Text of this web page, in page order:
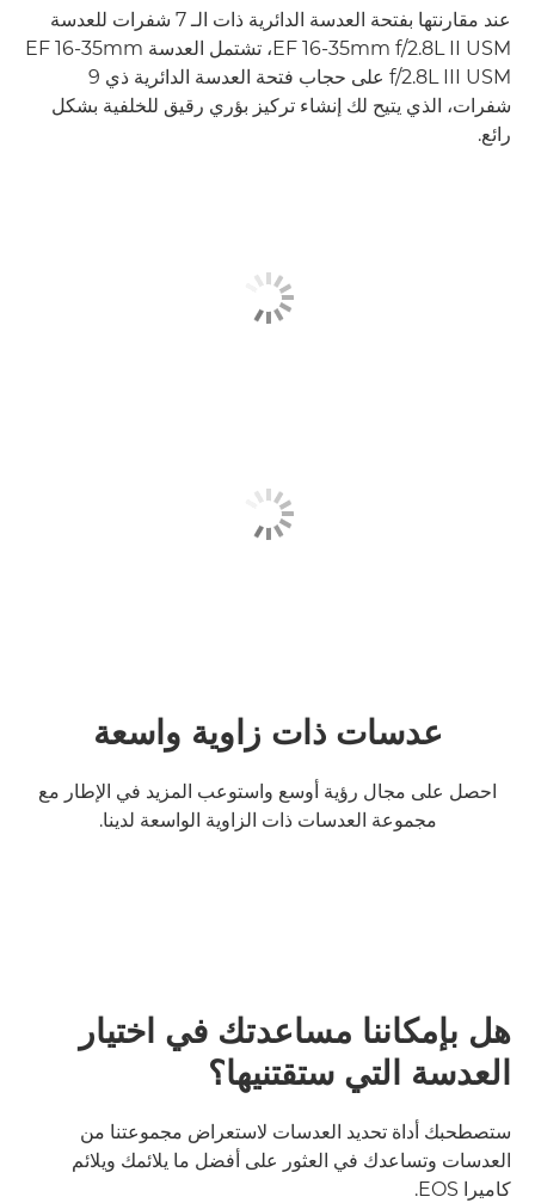
عند مقارنتها بفتحة العدسة الدائرية ذات الـ 7 شفرات للعدسة
EF 16-35mm f/2.8L II USM، تشتمل العدسة EF 16-35mm
f/2.8L III USM على حجاب فتحة العدسة الدائرية ذي 9
شفرات، الذي يتيح لك إنشاء تركيز بؤري رقيق للخلفية بشكل
رائع.
عدسات ذات زاوية واسعة
احصل على مجال رؤية أوسع واستوعب المزيد في الإطار مع
مجموعة العدسات ذات الزاوية الواسعة لدينا.
هل بإمكاننا مساعدتك في اختيار
العدسة التي ستقتنيها؟
ستصطحبك أداة تحديد العدسات لاستعراض مجموعتنا من
العدسات وتساعدك في العثور على أفضل ما يلائمك ويلائم
كاميرا EOS.